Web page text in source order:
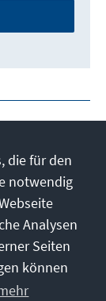
die für den
notwendig
Analysen
Seiten
können